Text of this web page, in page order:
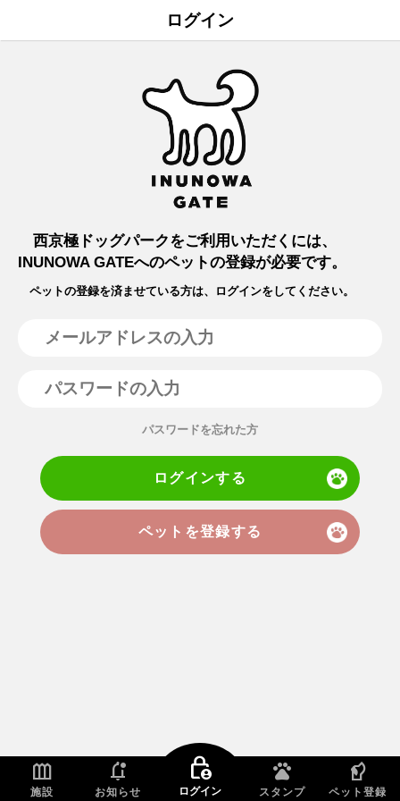
ログイン
西京極ドッグパークをご利用いただくには、
INUNOWA GATEへのペットの登録が必要です。
ペットの登録を済ませている方は、ログインをしてください。
パスワードを忘れた方
ログインする
ペットを登録する
outdoor_garden
施設
notifications_unread
お知らせ
lock_person
ログイン
pets
スタンプ
sound_detection_dog_barking
ペット登録